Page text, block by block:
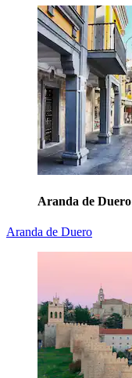
Aranda de Duero
Aranda de Duero